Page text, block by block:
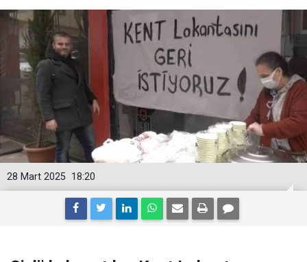
18:20
28 Mart 2025